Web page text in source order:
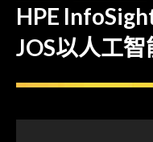
HPE
JOS以人工